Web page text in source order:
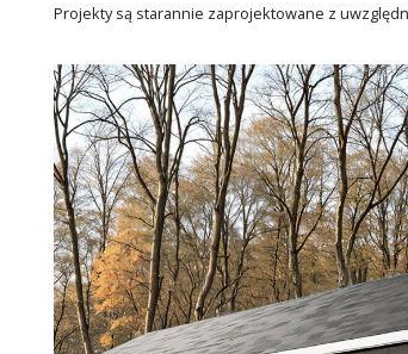
Projekty są starannie zaprojektowane z